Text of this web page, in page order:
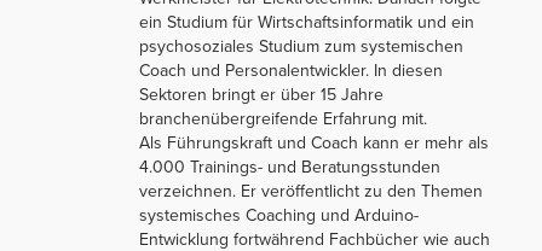
ein Studium für Wirtschaftsinformatik und ein
psychosoziales Studium zum systemischen
Coach und Personalentwickler. In diesen
Sektoren bringt er über 15 Jahre
branchenübergreifende Erfahrung mit.
Als Führungskraft und Coach kann er mehr als
4.000 Trainings- und Beratungsstunden
verzeichnen. Er veröffentlicht zu den Themen
systemisches Coaching und Arduino-
Entwicklung fortwährend Fachbücher wie auch